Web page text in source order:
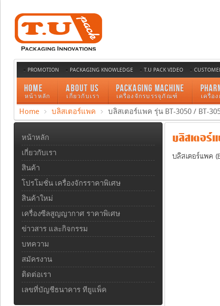
PROMOTION PACKAGING KNOWLEDGE T.U PACK VIDEO
HOME
หน้าหลัก
ABOUT US
เกี่ยวกับเรา
PACKAGING MACHINE
เครื่องจักรบรรจุภัณฑ์ เครื่อ
Home บลิสเตอร์แพค บลิสเตอร์แพค รุ่น BT-3050 / BT-
บลิสเตอร์แ
บลิสเตอร์แพค
หน้าหลัก
เกี่ยวกับเรา
สินค้า
โปรโมชั่น เครื่องจักรราคาพิเศษ
สินค้าใหม่
เครื่องซีลสูญญากาศ ราคาพิเศษ
ข่าวสาร และกิจกรรม
บทความ
สมัครงาน
ติดต่อเรา
เลขที่บัญชีธนาคาร ทียูแพ็ค